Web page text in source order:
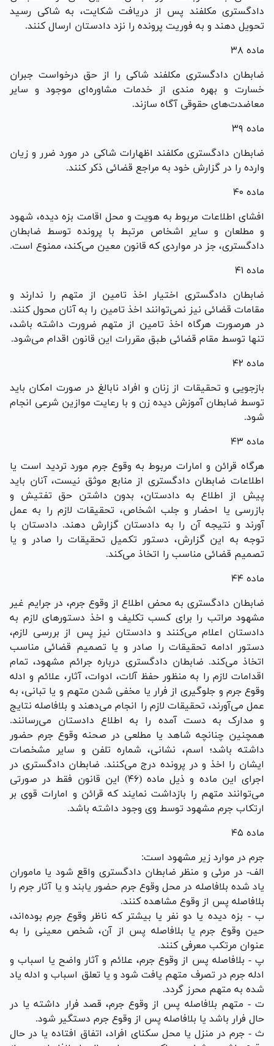
دادگستری مکلفند پس از دریافت شکایت، به شاکی رسید
تحویل دهند و به فوریت پرونده را نزد دادستان ارسال کنند.
ماده ۳۸
ضابطان دادگستری مکلفند شاکی را از حق درخواست جبران
خسارت و بهره مندی از خدمات مشاوره‌ای موجود و سایر
معاضدت‌های حقوقی آگاه سازند.
ماده ۳۹
ضابطان دادگستری مکلفند اظهارات شاکی در مورد ضرر و زیان
وارده را در گزارش خود به مراجع قضائی ذکر کنند.
ماده ۴۰
افشای اطلاعات مربوط به هویت و محل اقامت بزه دیده، شهود
و مطلعان و سایر اشخاص مرتبط با پرونده توسط ضابطان
دادگستری، جز در مواردی که قانون معین می‌کند، ممنوع است.
ماده ۴۱
ضابطان دادگستری اختیار اخذ تامین از متهم را ندارند و
مقامات قضائی نیز نمی‌توانند اخذ تامین را به آنان محول کنند.
در هرصورت هرگاه اخذ تامین از متهم ضرورت داشته باشد،
تنها توسط مقام قضائی طبق مقررات این قانون اقدام می‌شود.
ماده ۴۲
بازجویی و تحقیقات از زنان و افراد نابالغ در صورت امکان باید
توسط ضابطان آموزش دیده زن و با رعایت موازین شرعی انجام
شود.
ماده ۴۳
هرگاه قرائن و امارات مربوط به وقوع جرم مورد تردید است یا
اطلاعات ضابطان دادگستری از منابع موثق نیست، آنان باید
پیش از اطلاع به دادستان، بدون داشتن حق تفتیش و
بازرسی یا احضار و جلب اشخاص، تحقیقات لازم را به عمل
آورند و نتیجه آن را به دادستان گزارش دهند. دادستان با
توجه به این گزارش، دستور تکمیل تحقیقات را صادر و یا
تصمیم قضائی مناسب را اتخاذ می‌کند.
ماده ۴۴
ضابطان دادگستری به محض اطلاع از وقوع جرم، در جرایم غیر
مشهود مراتب را برای کسب تکلیف و اخذ دستور‌های لازم به
دادستان اعلام می‌کنند و دادستان نیز پس از بررسی لازم،
دستور ادامه تحقیقات را صادر و یا تصمیم قضائی مناسب
اتخاذ می‌کند. ضابطان دادگستری درباره جرائم مشهود، تمام
اقدامات لازم را به منظور حفظ آلات، ادوات، آثار، علائم و ادله
وقوع جرم و جلوگیری از فرار یا مخفی شدن متهم و یا تبانی، به
عمل می‌آورند، تحقیقات لازم را انجام می‌دهند و بلافاصله نتایج
و مدارک به دست آمده را به اطلاع دادستان می‌رسانند.
همچنین چنانچه شاهد یا مطلعی در صحنه وقوع جرم حضور
داشته باشد؛ اسم، نشانی، شماره تلفن و سایر مشخصات
ایشان را اخذ و در پرونده درج می‌کنند. ضابطان دادگستری در
اجرای این ماده و ذیل ماده (۴۶) این قانون فقط در صورتی
می‌توانند متهم را بازداشت نمایند که قرائن و امارات قوی بر
ارتکاب جرم مشهود توسط وی وجود داشته باشد.
ماده ۴۵
جرم در موارد زیر مشهود است:
الف- در مرئی و منظر ضابطان دادگستری واقع شود یا ماموران
یاد شده بلافاصله در محل وقوع جرم حضور یابند و یا آثار جرم را
بلافاصله پس از وقوع مشاهده کنند.
ب - بزه دیده یا دو نفر یا بیشتر که ناظر وقوع جرم بوده‌اند،
حین وقوع جرم یا بلافاصله پس از آن، شخص معینی را به
عنوان مرتکب معرفی کنند.
پ - بلافاصله پس از وقوع جرم، علائم و آثار واضح یا اسباب و
ادله جرم در تصرف متهم یافت شود و یا تعلق اسباب و ادله یاد
شده به متهم محرز گردد.
ت - متهم بلافاصله پس از وقوع جرم، قصد فرار داشته یا در
حال فرار باشد یا بلافاصله پس از وقوع جرم دستگیر شود.
ث - جرم در منزل یا محل سکنای افراد، اتفاق افتاده یا در حال